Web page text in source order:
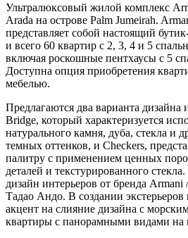
Ультралюксовый жилой комплекс
Arada на острове Palm Jumeirah.
представляет собой настоящий
и всего 60 квартир с 2, 3, 4 и 5
включая роскошные пентхаусы с 5
Доступна опция приобретения
мебелью.
Предлагаются два варианта дизайна
Bridge, который характеризуется
натурального камня, дуба, стекла и
темных оттенков, и Checkers,
палитру с применением ценных
деталей и текстурированного
дизайн интерьеров от бренда Armani
Тадао Андо. В создании экстерьеров
акцент на слияние дизайна с
квартиры с панорамными видами на